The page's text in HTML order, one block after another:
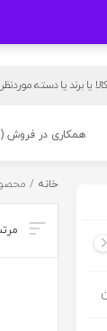
همکاری در فروش
خانه /